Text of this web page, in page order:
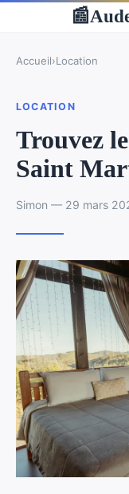
📰
Accueil›Location
LOCATION
Trouvez
Saint
Simon — 29 mars